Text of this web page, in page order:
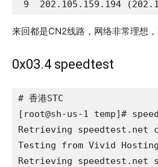
9  202.105.159.194
来回都是CN2线路，网络非常理想，
0x03.4 speedtest
# 香港STC
[root@sh-us-1 temp]#
Retrieving speedtest.net
Testing from Vivid
Retrieving